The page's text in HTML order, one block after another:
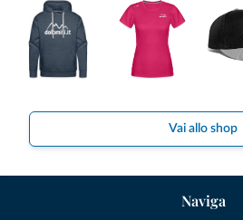
Vai allo shop
Naviga